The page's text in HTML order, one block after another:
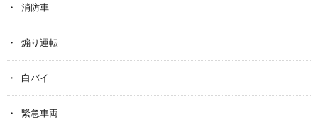
消防車
煽り運転
白バイ
緊急車両